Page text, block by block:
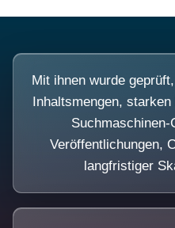
Mit ihnen wurde
Inhaltsmengen,
Veröffentlichungen,
langfristiger